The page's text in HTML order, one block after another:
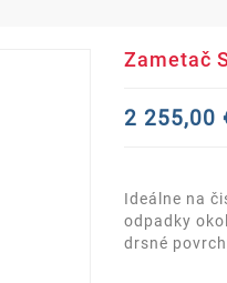
Zametač
2 255,00
Ideálne na
odpadky
drsné